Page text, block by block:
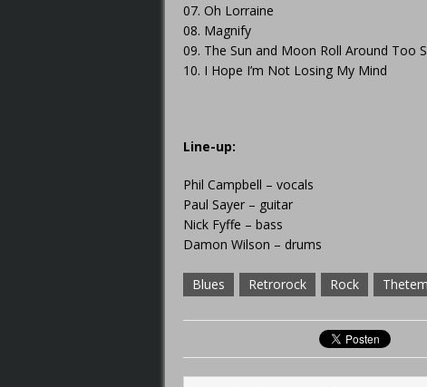
07. Oh Lorraine
08. Magnify
09. The Sun and Moon Roll Around Too
10. I Hope I’m Not Losing My Mind
Line-up:
Phil Campbell – vocals
Paul Sayer – guitar
Nick Fyffe – bass
Damon Wilson – drums
Blues Retrorock Rock